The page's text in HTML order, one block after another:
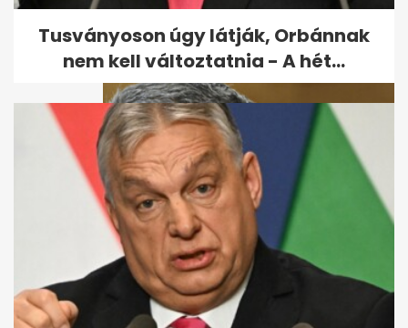
támogatás 2026 őszén:
adózás,...
Tusványoson úgy látják, Orbánnak
nem kell változtatnia - A hét...